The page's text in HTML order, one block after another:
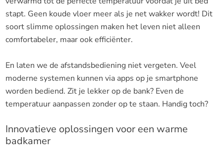
stapt. Geen koude vloer meer als je net wakker wordt! Dit
soort slimme oplossingen maken het leven niet alleen
comfortabeler, maar ook efficiënter.
En laten we de afstandsbediening niet vergeten. Veel
moderne systemen kunnen via apps op je smartphone
worden bediend. Zit je lekker op de bank? Even de
temperatuur aanpassen zonder op te staan. Handig toch?
Innovatieve oplossingen voor een warme
badkamer